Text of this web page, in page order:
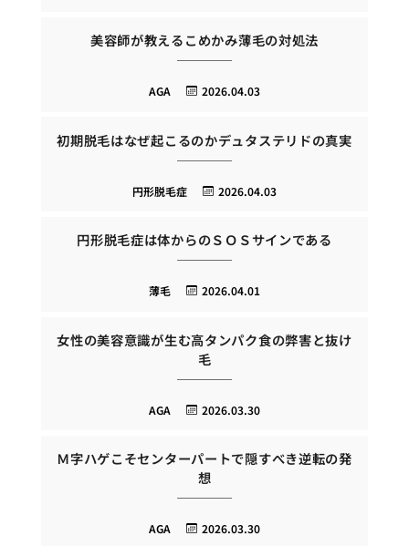
美容師が教えるこめかみ薄毛の対処法
2026.04.03
AGA
初期脱毛はなぜ起こるのかデュタステリドの真実
2026.04.03
円形脱毛症
円形脱毛症は体からのＳＯＳサインである
2026.04.01
薄毛
女性の美容意識が生む高タンパク食の弊害と抜け
毛
2026.03.30
AGA
Ｍ字ハゲこそセンターパートで隠すべき逆転の発
想
2026.03.30
AGA